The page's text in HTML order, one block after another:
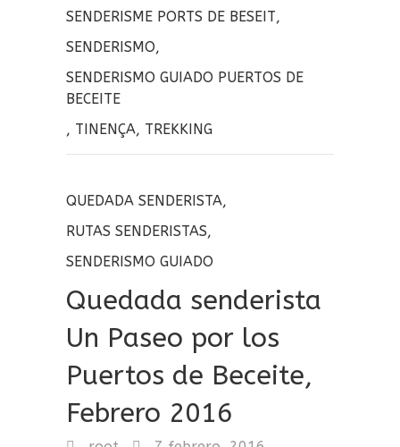
SENDERISME PORTS DE BESEIT,
SENDERISMO,
SENDERISMO GUIADO PUERTOS DE
BECEITE
, TINENÇA, TREKKING
QUEDADA SENDERISTA,
RUTAS SENDERISTAS,
SENDERISMO GUIADO
Quedada senderista
Un Paseo por los
Puertos de Beceite,
Febrero 2016